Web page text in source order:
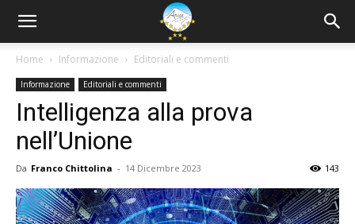
Home Informazione Editoriali e commenti
Informazione Editoriali e commenti
Intelligenza alla prova
nell’Unione
Da Franco Chittolina - 14 Dicembre 2023 143